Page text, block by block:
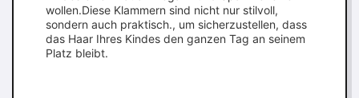
wollen.Diese Klammern sind nicht nur stilvoll,
sondern auch praktisch., um sicherzustellen, dass
das Haar Ihres Kindes den ganzen Tag an seinem
Platz bleibt.